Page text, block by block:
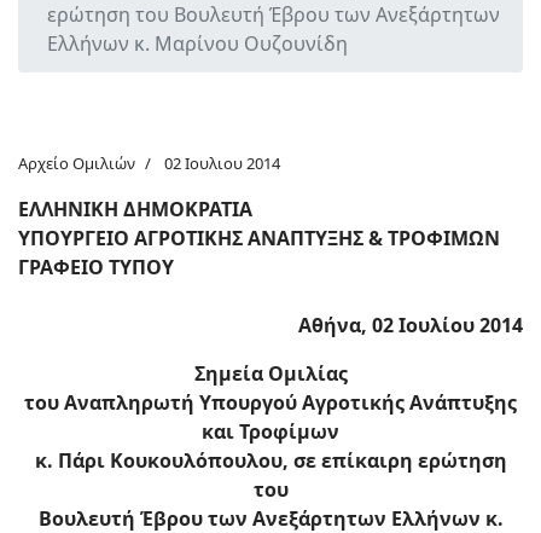
ερώτηση τoυ Βουλευτή Έβρου των Ανεξάρτητων
Ελλήνων κ. Μαρίνου Ουζουνίδη
Αρχείο Ομιλιών 02 Ιουλιου 2014
ΕΛΛΗΝΙΚΗ ΔΗΜΟΚΡΑΤΙΑ
ΥΠΟΥΡΓΕΙΟ ΑΓΡΟΤΙΚΗΣ ΑΝΑΠΤΥΞΗΣ & ΤΡΟΦΙΜΩΝ
ΓΡΑΦΕΙΟ ΤΥΠΟΥ
Αθήνα, 02 Ιουλίου 2014
Σημεία Ομιλίας
του Αναπληρωτή Υπουργού Αγροτικής Ανάπτυξης
και Τροφίμων
κ. Πάρι Κουκουλόπουλου, σε επίκαιρη ερώτηση
τoυ
Βουλευτή Έβρου των Ανεξάρτητων Ελλήνων κ.